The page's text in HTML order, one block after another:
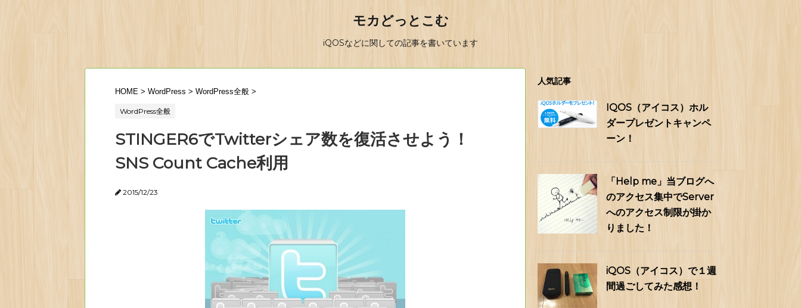
モカどっとこむ
iQOSなどに関しての記事を書いています
HOME > WordPress > WordPress全般 >
WordPress全般
STINGER6でTwitterシェア数を復活させよう！
SNS Count Cache利用
2015/12/23
人気記事
IQOS（アイコス）ホル
ダープレゼントキャンペ
ーン！
「Help me」当ブログへ
のアクセス集中でServer
へのアクセス制限が掛か
りました！
iQOS（アイコス）で１週
間過ごしてみた感想！